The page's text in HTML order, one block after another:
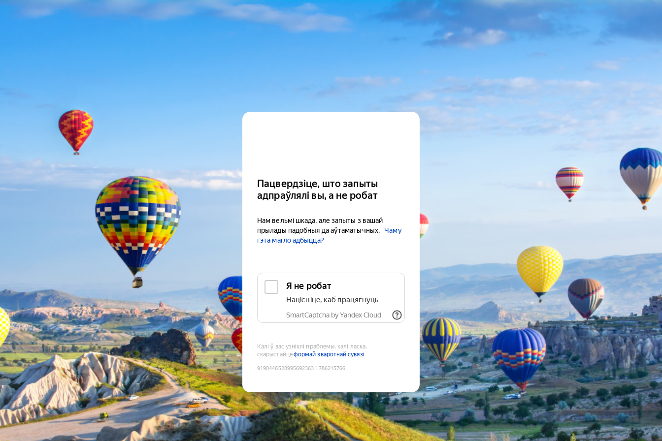
Пацвердзіце, што запыты
адпраўлялі вы, а не робат
Нам вельмі шкада, але запыты з вашай
прылады падобныя да аўтаматычных.
Чаму
гэта магло адбыцца?
Я не робат
Націсніце, каб працягнуць
SmartCaptcha by Yandex Cloud
Калі ў вас узніклі праблемы, калі ласка,
скарыстайцеформай зваротнай сувязі
9190446528995692363:1786215766